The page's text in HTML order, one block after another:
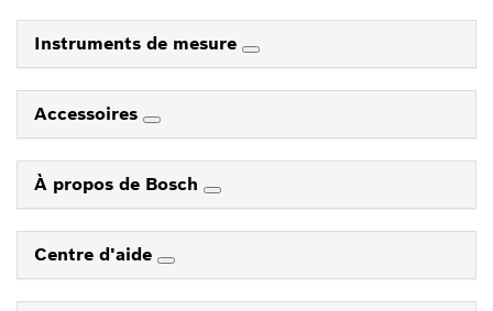
Instruments de mesure
Accessoires
À propos de Bosch
Centre d'aide